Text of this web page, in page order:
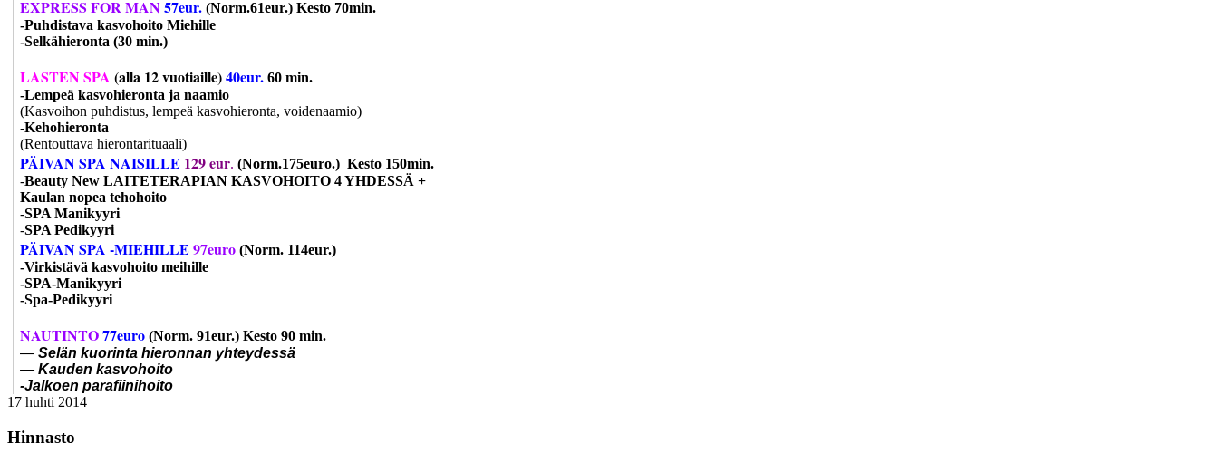
EXPRESS FOR MAN57eur. (Norm.61eur.) Kesto 70min.
-Puhdistava kasvohoito Miehille
-Selkähieronta (30 min.)
LASTEN SPA(alla 12 vuotiaille)40eur. 60 min.
-Lempeä kasvohieronta ja naamio
(Kasvoihon puhdistus, lempeä kasvohieronta, voidenaamio)
-Kehohieronta
(Rentouttava hierontarituaali)
PÄIVAN SPA NAISILLE 129eur.(Norm.175euro.) Kesto 150min.
-Beauty New LAITETERAPIAN KASVOHOITO 4 YHDESSÄ +
Kaulan nopea tehohoito
-SPA Manikyyri
-SPA Pedikyyri
PÄIVAN SPA -MIEHILLE 97euro (Norm. 114eur.)
-Virkistävä kasvohoito meihille
-SPA-Manikyyri
-Spa-Pedikyyri
NAUTINTO77euro (Norm. 91eur.)Kesto 90 min.
—Selän kuorinta hieronnan yhteydessä
— Kauden kasvohoito
-Jalkoen parafiinihoito
17 huhti 2014
Hinnasto